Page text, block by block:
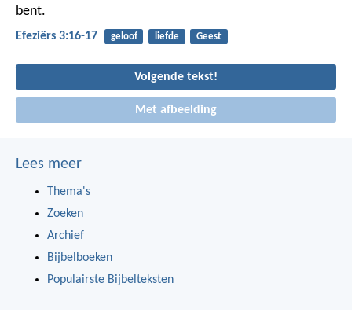
bent.
Efeziërs 3:16-17 geloof liefde Geest
Volgende tekst!
Met afbeelding
Lees meer
Thema's
Zoeken
Archief
Bijbelboeken
Populairste Bijbelteksten